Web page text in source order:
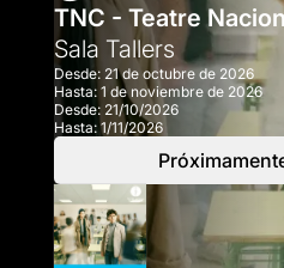
TNC - Teatre
Sala Tallers
Desde: 21 de octubre de 2026
Hasta: 1 de noviembre de 2026
Desde: 21/10/2026
Hasta: 1/11/2026